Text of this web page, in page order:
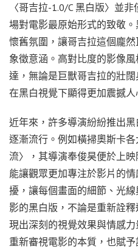
〈哥吉拉-1.0/C 黑白版〉並
場對電影最原始形式的致敬
懷舊氛圍，讓哥吉拉這個龐
象徵意涵。高對比度的影像
達，無論是巨獸哥吉拉的壯
在黑白視覺下顯得更加震撼人
近年來，許多導演紛紛推出
逐漸流行。例如橫掃奧斯卡
流〉，其導演奉俊昊便於上
能讓觀眾更加專注於影片的
擾，讓每個畫面的細節、光
影的黑白版，不論是重新詮
現出深刻的視覺效果與情感
重新審視電影的本質，也賦